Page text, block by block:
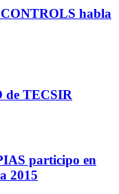
habla
de TECSIR
participo en
2015